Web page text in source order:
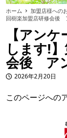
ホーム 加盟店様への
回樹楽加盟店研修会後
【アン
します!
会後 ア
投稿日2026年2月20日
このページへの